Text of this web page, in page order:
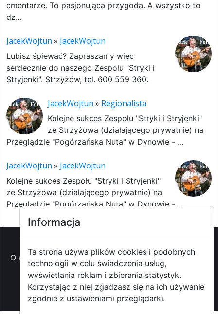
cmentarze. To pasjonująca przygoda. A wszystko to
dz...
JacekWojtun » JacekWojtun
Lubisz śpiewać? Zapraszamy więc
serdecznie do naszego Zespołu "Stryki i
Stryjenki". Strzyżów, tel. 600 559 360.
JacekWojtun » Regionalista
Kolejne sukces Zespołu "Stryki i Stryjenki"
ze Strzyżowa (działającego prywatnie) na
Przeglądzie "Pogórzańska Nuta" w Dynowie - ...
JacekWojtun » JacekWojtun
Kolejne sukces Zespołu "Stryki i Stryjenki"
ze Strzyżowa (działającego prywatnie) na
Przeglądzie "Pogórzańska Nuta" w Dynowie - ...
O strzyzowiak.pl-Reklama-Pomoc (FAQ)-Patronat
medialny - Prawa autorskie- Redakcja i
kontakt -Współpraca z mediami
Informacja
Ta strona używa plików cookies i podobnych
technologii w celu świadczenia usług,
wyświetlania reklam i zbierania statystyk.
Korzystając z niej zgadzasz się na ich używanie
zgodnie z ustawieniami przeglądarki.